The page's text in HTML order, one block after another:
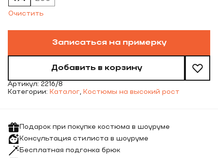
Очистить
Записаться на примерку
Добавить в корзину
Артикул: 2216/8
Категории: Каталог, Костюмы на высокий рост
Подарок при покупке костюма в шоуруме
Консультация стилиста в шоуруме
Бесплатная подгонка брюк